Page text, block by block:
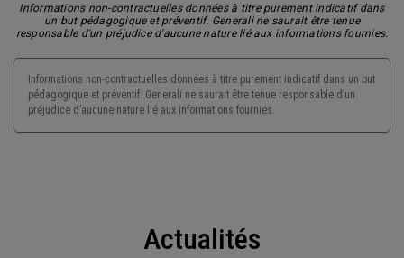
Informations non-contractuelles données à titre purement indicatif dans
un but pédagogique et préventif. Generali ne saurait être tenue
responsable d'un préjudice d'aucune nature lié aux informations fournies.
Informations non-contractuelles données à titre purement indicatif dans un but
pédagogique et préventif. Generali ne saurait être tenue responsable d’un
préjudice d’aucune nature lié aux informations fournies.
Actualités